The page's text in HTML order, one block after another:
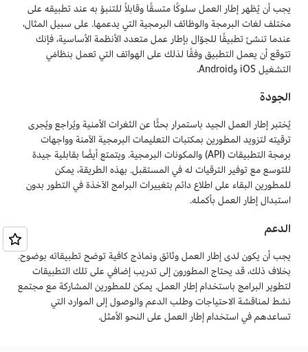
يجب أن يُظهر إطار العمل سلوكًا متسقًا وقابلاً للتنبؤ به عند تطبيقه على
مختلف لغات البرمجة والوظائف البرمجية التي يدعمها. على سبيل المثال،
عندما تنشئ تطبيقًا للجوّال بإطار عمل متعدد الأنظمة الأساسية، فإنك
تتوقع أن يعمل التطبيق وفقًا لذلك على الهواتف التي تعمل بنظامَي
التشغيل iOS وAndroid.
الجودة
يُختبر إطار العمل الجيد باستمرار بحثًا عن الثغرات الأمنية ويُراجع ويُجرى
ترقيته لتزويد المطورين بمكتبات التعليمات البرمجية الآمنة وواجهات
برمجة التطبيقات (API) والمكونات البرمجية. ويتمتع أيضًا بقابلية جيدة
للتوسع مع توفير الترقيات له في المستقبل. بهذه الطريقة، يمكن
للمطورين البقاء على اطلاع دائم بتغييرات البرامج الآخذة في التطور بدون
استبدال إطار العمل بأكمله.
الدعم
يجب أن يكون لدى إطار العمل وثائق ونماذج كافية توضح تطبيقاته بوضوح.
بخلاف ذلك، قد يحتاج المطورون إلى تدريب إضافي على تلك التطبيقات
لتطوير البرامج باستخدام إطار العمل. يمكن للمطورين المشاركة مع مجتمع
نشط لمناقشة الاحتياجات وطلب الدعم والوصول إلى الموارد التي
تساعدهم في استخدام إطار العمل على النحو الأمثل.